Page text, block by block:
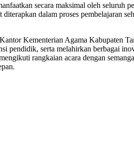
secara maksimal oleh seluruh
dalam proses pembelajaran
Kementerian Agama Kabupaten
pendidik, serta melahirkan berbagai
rangkaian acara dengan